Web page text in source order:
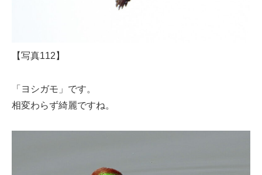
【写真112】
「ヨシガモ」です。
相変わらず綺麗ですね。